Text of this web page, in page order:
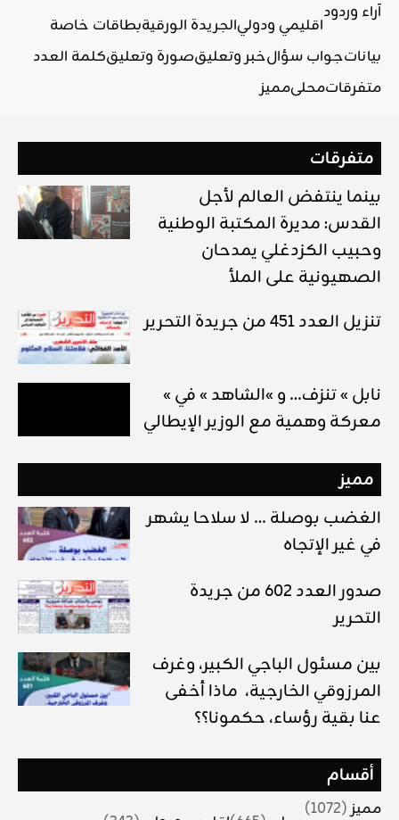
آراء وردود
اقليمي ودوليالجريدة الورقيةبطاقات خاصة
بياناتجواب سؤالخبر وتعليقصورة وتعليقكلمة العدد
متفرقاتمحليمميز
متفرقات
بينما ينتفض العالم لأجل
القدس: مديرة المكتبة الوطنية
وحبيب الكزدغلي يمدحان
الصهيونية على الملأ
تنزيل العدد 451 من جريدة التحرير
« نابل » تنزف… و »الشاهد » في
معركة وهمية مع الوزير الإيطالي
مميز
الغضب بوصلة … لا سلاحا يشهر
في غير الإتجاه
صدور العدد 602 من جريدة
التحرير
بين مسئول الباجي الكبير، وغرف
المرزوقي الخارجية، ماذا أخفى
عنا بقية رؤساء، حكمونا؟؟
أقسام
مميز(1072)